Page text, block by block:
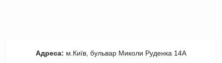
Адреса: м.Київ, бульвар Миколи Руденка 14А